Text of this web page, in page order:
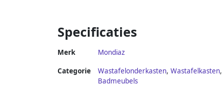
Specificaties
Merk Mondiaz
Categorie Wastafelonderkasten, Wastafelkasten,
Badmeubels